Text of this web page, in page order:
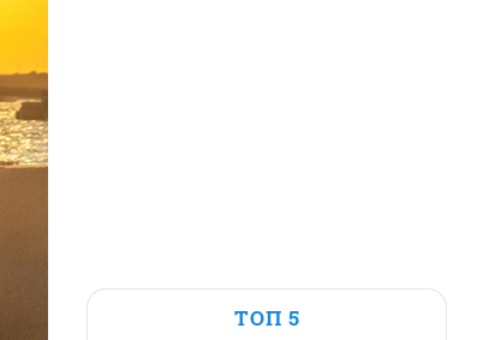
ТОП 5